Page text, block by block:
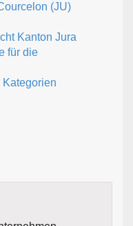
(JU)
Kanton Jura
für die